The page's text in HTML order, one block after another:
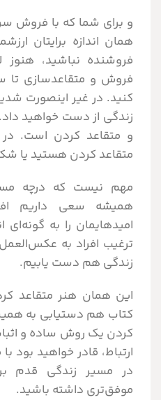
و برای شما که با فروش
همان اندازه برایتان
فروشنده نباشید،
فروش و متقاعدسازی تا
کنید. در غیر اینصورت
زندگی از دست خواهید
و متقاعد کردن است.
متقاعد کردن هستید یا
مهم نیست که درچه
همیشه سعی داریم
امیدهایمان را به
ترغیب افراد به
زندگی هم دست یابیم.
این همان هنر متقاعد
کتاب هم دستیابی به
کردن یک روش ساده و
ارتباط، قادر خواهید بود
در مسیر زندگی قدم
موفق‌تری داشته باشید.